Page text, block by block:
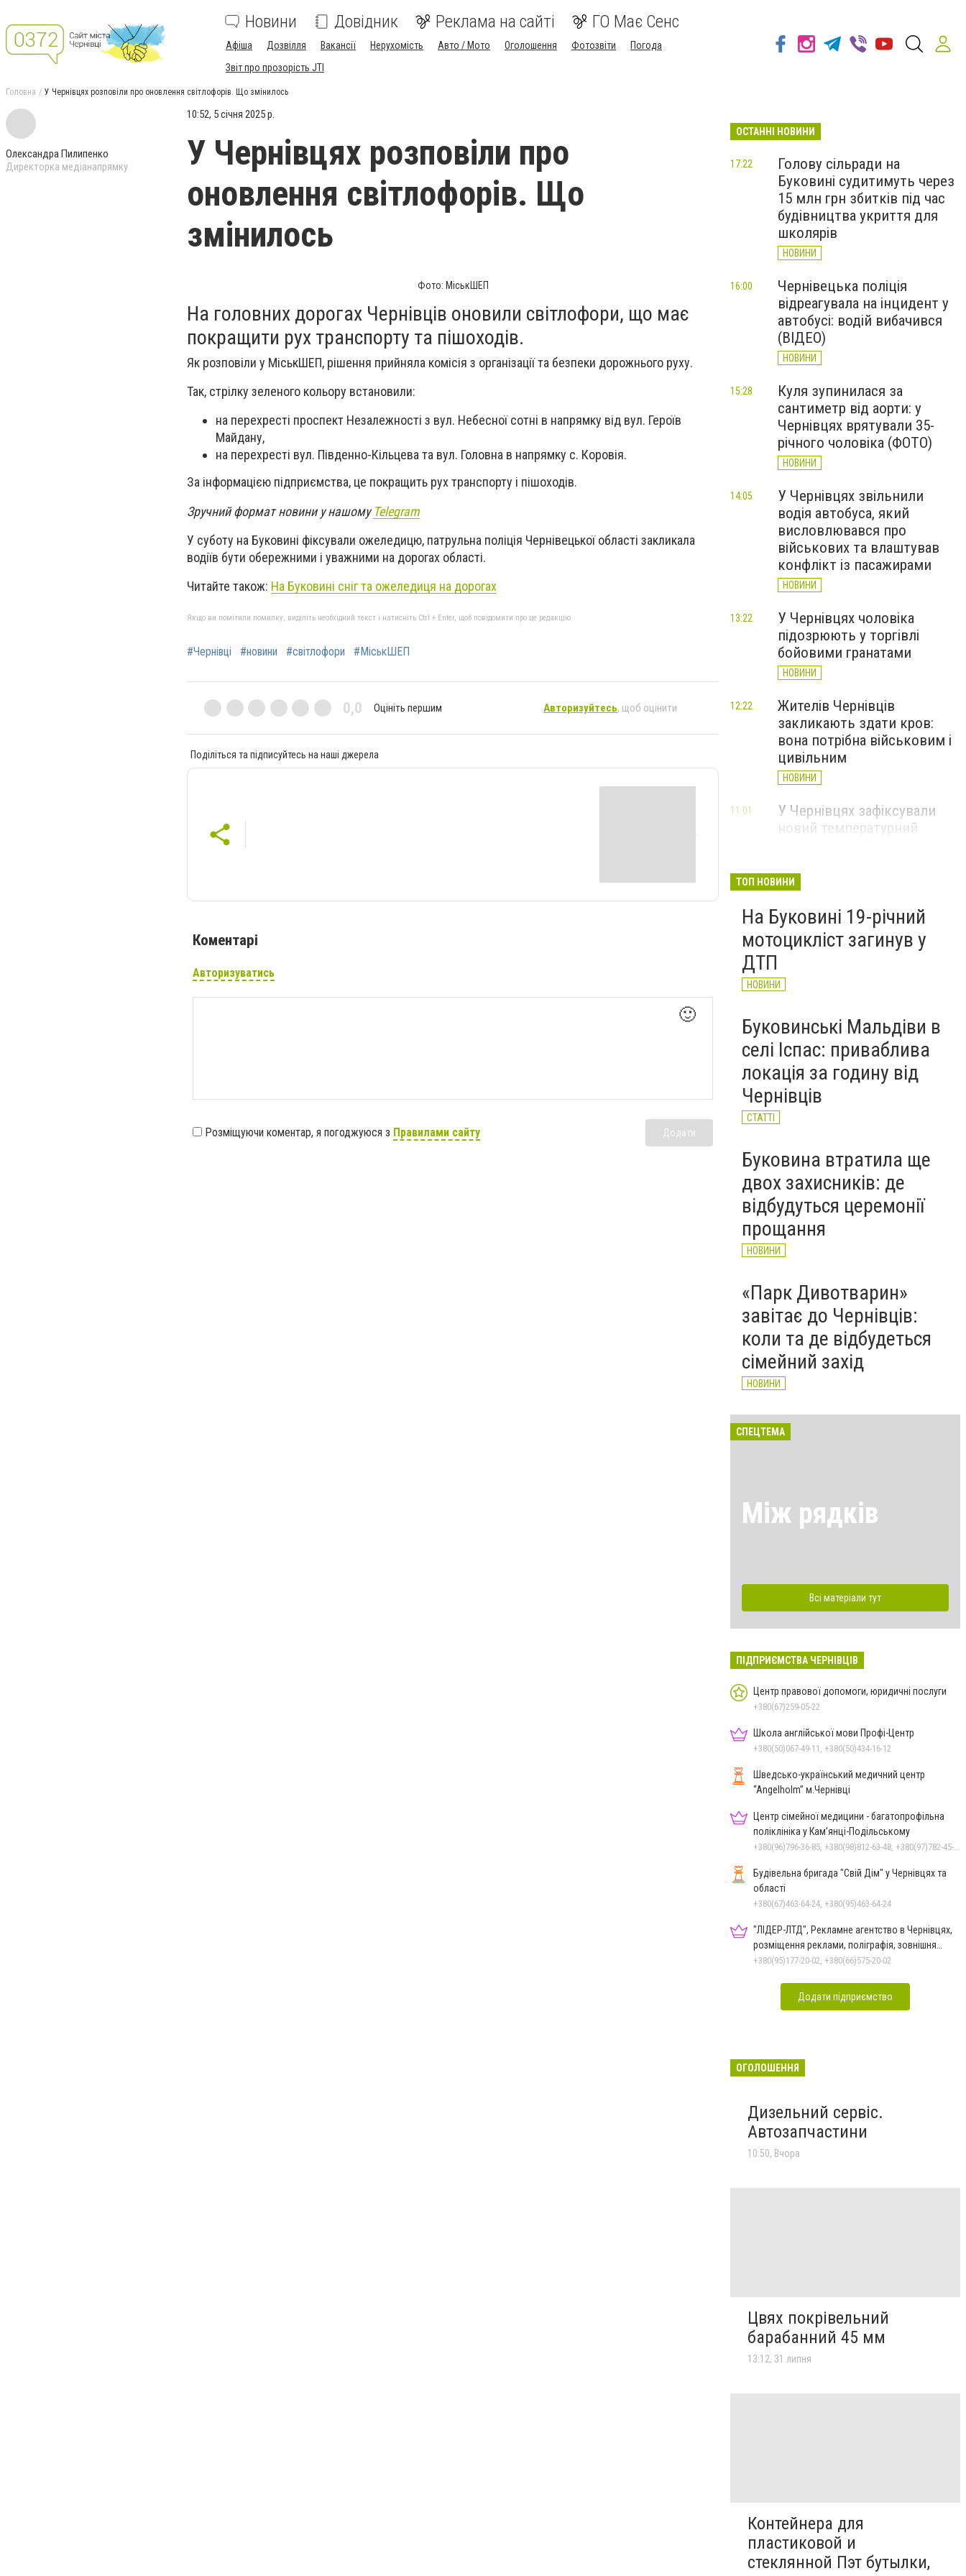
Новини Довідник Реклама на сайті ГО Має Сенс
Афіша Дозвілля Вакансії Нерухомість Авто / Мото Оголошення Фотозвіти
Погода
Звіт про прозорість JTI
Головна У Чернівцях розповіли про оновлення світлофорів. Що змінилось
Олександра Пилипенко
Директорка медіанапрямку
10:52, 5 січня 2025 р.
У Чернівцях розповіли про
оновлення світлофорів. Що
змінилось
Фото: МіськШЕП
На головних дорогах Чернівців оновили світлофори, що має
покращити рух транспорту та пішоходів.
Як розповіли у МіськШЕП, рішення прийняла комісія з організації та безпеки дорожнього руху.
Так, стрілку зеленого кольору встановили:
на перехресті проспект Незалежності з вул. Небесної сотні в напрямку від вул. Героїв
Майдану,
на перехресті вул. Південно-Кільцева та вул. Головна в напрямку с. Коровія.
За інформацією підприємства, це покращить рух транспорту і пішоходів.
Зручний формат новини у нашомуTelegram
У суботу на Буковині фіксували ожеледицю, патрульна поліція Чернівецької області закликала
водіїв бути обережними і уважними на дорогах області.
Читайте також: На Буковині сніг та ожеледиця на дорогах
Якщо ви помітили помилку, виділіть необхідний текст і натисніть Ctrl + Enter, щоб повідомити про це редакцію
#Чернівці #новини #світлофори #МіськШЕП
0,0 Оцініть першим Авторизуйтесь, щоб оцінити
Поділіться та підписуйтесь на наші джерела
Коментарі
Авторизуватись
🙂
Розміщуючи коментар, я погоджуюся з Правилами сайту Додати
ОСТАННІ НОВИНИ
Голову сільради на
Буковині судитимуть через
15 млн грн збитків під час
будівництва укриття для
школярів
НОВИНИ
17:22
Чернівецька поліція
відреагувала на інцидент у
автобусі: водій вибачився
(ВІДЕО)
НОВИНИ
16:00
Куля зупинилася за
сантиметр від аорти: у
Чернівцях врятували 35-
річного чоловіка (ФОТО)
НОВИНИ
15:28
У Чернівцях звільнили
водія автобуса, який
висловлювався про
військових та влаштував
конфлікт із пасажирами
НОВИНИ
14:05
У Чернівцях чоловіка
підозрюють у торгівлі
бойовими гранатами
НОВИНИ
13:22
Жителів Чернівців
закликають здати кров:
вона потрібна військовим і
цивільним
НОВИНИ
12:22
У Чернівцях зафіксували
новий температурний
11:01
області обмежили рух
великовагового транспорту
НОВИНИ
ТОП НОВИНИ
На Буковині 19-річний
мотоцикліст загинув у
ДТП
НОВИНИ
Буковинські Мальдіви в
селі Іспас: приваблива
локація за годину від
Чернівців
СТАТТІ
Буковина втратила ще
двох захисників: де
відбудуться церемонії
прощання
НОВИНИ
«Парк Дивотварин»
завітає до Чернівців:
коли та де відбудеться
сімейний захід
НОВИНИ
СПЕЦТЕМА
Між рядків
Всі матеріали тут
ПІДПРИЄМСТВА ЧЕРНІВЦІВ
Центр правової допомоги, юридичні послуги
+380(67)259-05-22
Школа англійської мови Профі-Центр
+380(50)067-49-11, +380(50)434-16-12
Шведсько-український медичний центр
“Angelholm” м.Чернівці
Центр сімейної медицини - багатопрофільна
поліклініка у Кам’янці-Подільському
Будівельна бригада "Свій Дім" у Чернівцях та
області
+380(67)463-64-24, +380(95)463-64-24
"ЛІДЕР-ЛТД", Рекламне агентство в Чернівцях,
розміщення реклами, поліграфія, зовнішня
реклама
+380(95)177-20-02, +380(66)575-20-02
Додати підприємство
ОГОЛОШЕННЯ
Дизельний сервіс.
Автозапчастини
10:50, Вчора
Цвях покрівельний
барабанний 45 мм
13:12, 31 липня
Контейнера для
пластиковой и
стеклянной Пэт бутылки,